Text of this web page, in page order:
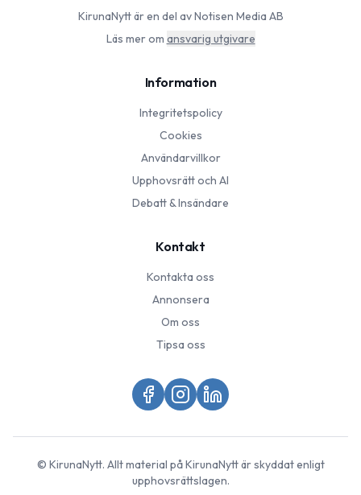
KirunaNyttär en del av Notisen Media AB
Läs mer om ansvarig utgivare
Information
Integritetspolicy
Cookies
Användarvillkor
Upphovsrätt och AI
Debatt & Insändare
Kontakt
Kontakta oss
Annonsera
Om oss
Tipsa oss
© KirunaNytt. Allt material påKirunaNyttär skyddat enligt
upphovsrättslagen.